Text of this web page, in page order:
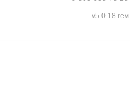
v5.0.18